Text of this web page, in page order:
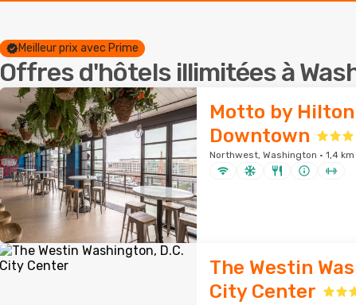
Meilleur prix avec Prime
Offres d'hôtels illimitées à
Motto by Hilton
Downtown
Northwest, Washington · 1,4
The Westin
City Center